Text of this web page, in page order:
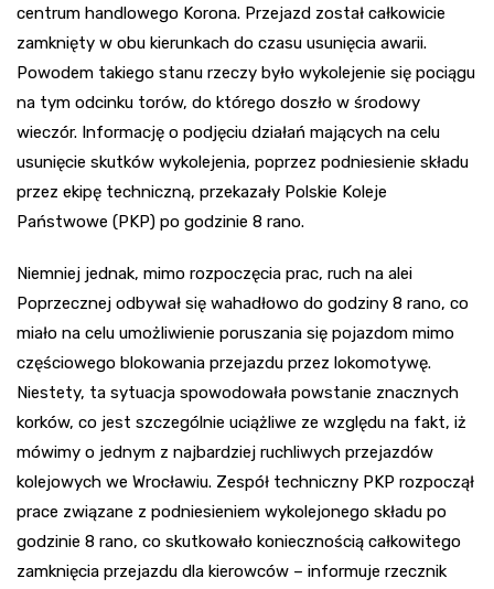
centrum handlowego Korona. Przejazd został całkowicie
zamknięty w obu kierunkach do czasu usunięcia awarii.
Powodem takiego stanu rzeczy było wykolejenie się pociągu
na tym odcinku torów, do którego doszło w środowy
wieczór. Informację o podjęciu działań mających na celu
usunięcie skutków wykolejenia, poprzez podniesienie składu
przez ekipę techniczną, przekazały Polskie Koleje
Państwowe (PKP) po godzinie 8 rano.
Niemniej jednak, mimo rozpoczęcia prac, ruch na alei
Poprzecznej odbywał się wahadłowo do godziny 8 rano, co
miało na celu umożliwienie poruszania się pojazdom mimo
częściowego blokowania przejazdu przez lokomotywę.
Niestety, ta sytuacja spowodowała powstanie znacznych
korków, co jest szczególnie uciążliwe ze względu na fakt, iż
mówimy o jednym z najbardziej ruchliwych przejazdów
kolejowych we Wrocławiu. Zespół techniczny PKP rozpoczął
prace związane z podniesieniem wykolejonego składu po
godzinie 8 rano, co skutkowało koniecznością całkowitego
zamknięcia przejazdu dla kierowców – informuje rzecznik